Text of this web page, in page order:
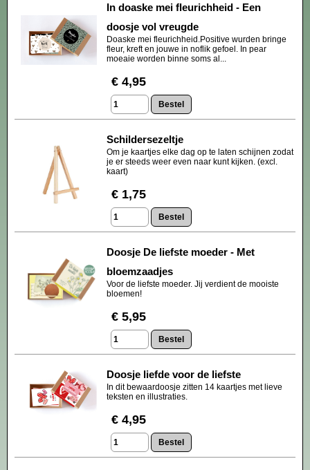
In doaske mei fleurichheid - Een
doosje vol vreugde
Doaske mei fleurichheid.Positive wurden bringe
fleur, kreft en jouwe in noflik gefoel. In pear
moeaie worden binne soms al...
€ 4,95
Schildersezeltje
Om je kaartjes elke dag op te laten schijnen zodat
je er steeds weer even naar kunt kijken. (excl.
kaart)
€ 1,75
Doosje De liefste moeder - Met
bloemzaadjes
Voor de liefste moeder. Jij verdient de mooiste
bloemen!
€ 5,95
Doosje liefde voor de liefste
In dit bewaardoosje zitten 14 kaartjes met lieve
teksten en illustraties.
€ 4,95